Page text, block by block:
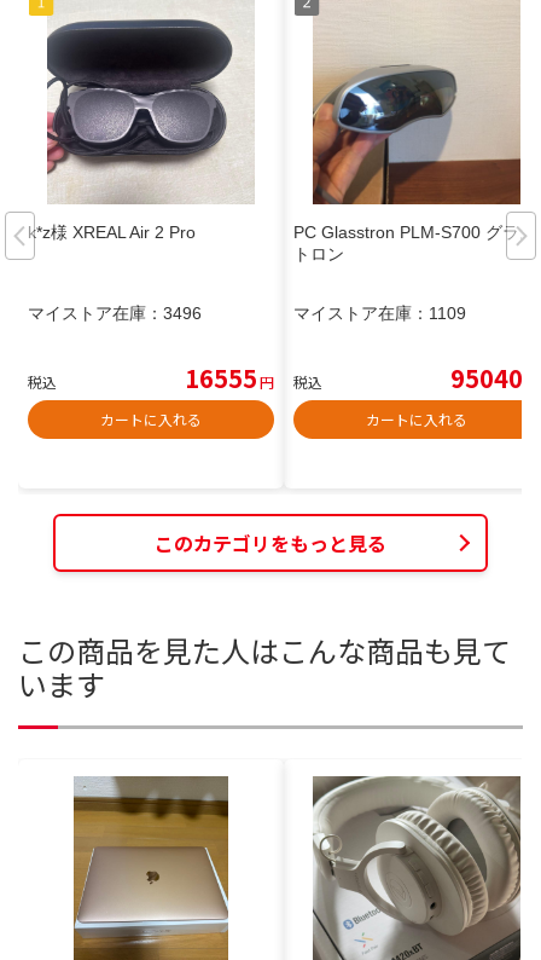
k*z様 XREAL Air 2 Pro
マイストア在庫： 3496
税込 16555円
カートに入れる
PC Glasstron PLM-S700 グラス
トロン
マイストア在庫： 1109
税込 95040
カートに入れる
このカテゴリをもっと見る
この商品を見た人はこんな商品も見て
います